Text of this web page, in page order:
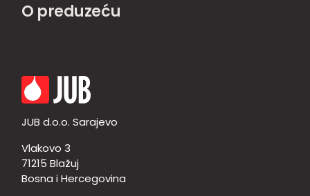
O preduzeću
JUB d.o.o. Sarajevo
Vlakovo 3
71215 Blažuj
Bosna i Hercegovina